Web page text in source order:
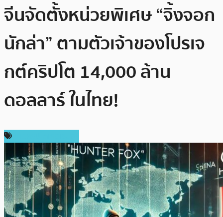
จีนจัดตั้งหน่วยพิเศษ “จิ้งจอก
นักล่า” ตามตัวเจ้าของโปรเจ
กต์คริปโต 14,000 ล้าน
ดอลลาร์ ในไทย!